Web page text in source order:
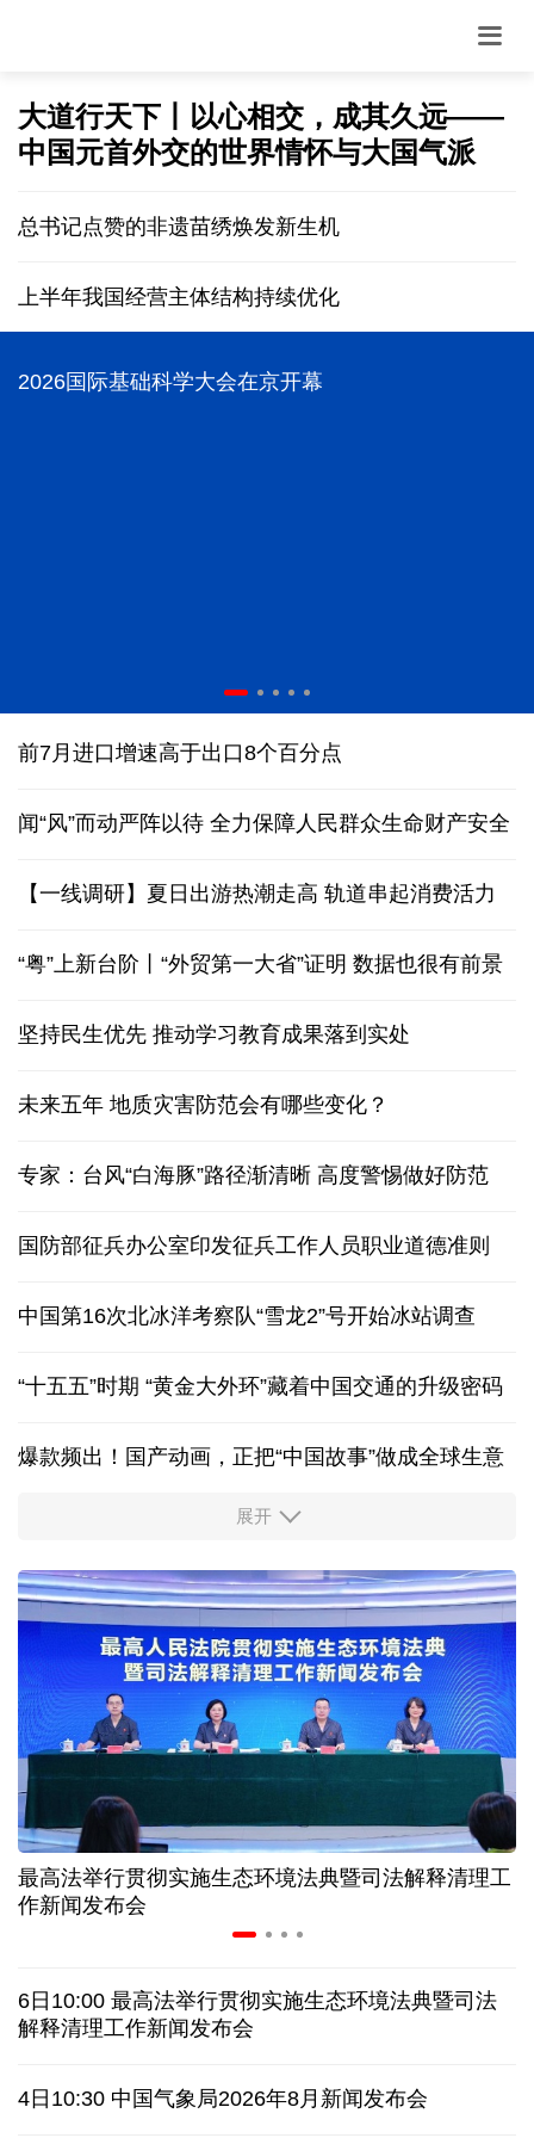
大道行天下丨以心相交，成其久远——
中国元首外交的世界情怀与大国气派
总书记点赞的非遗苗绣焕发新生机
上半年我国经营主体结构持续优化
前7月进口增速高于出口8个百分点
闻“风”而动严阵以待 全力保障人民群众生命财产安全
【一线调研】夏日出游热潮走高 轨道串起消费活力
“粤”上新台阶丨“外贸第一大省”证明 数据也很有前景
坚持民生优先 推动学习教育成果落到实处
未来五年 地质灾害防范会有哪些变化？
专家：台风“白海豚”路径渐清晰 高度警惕做好防范
国防部征兵办公室印发征兵工作人员职业道德准则
中国第16次北冰洋考察队“雪龙2”号开始冰站调查
“十五五”时期 “黄金大外环”藏着中国交通的升级密码
爆款频出！国产动画，正把“中国故事”做成全球生意
活力中国调研行丨安徽的定力与活力
历经十余年，西藏南木林：昔日荒河滩 今时富绿洲
情满天山 援疆印记丨安徽支教生赢得桃李秀昆仑
从助力重建家园到治理乡村西藏扎西岗乡的乡贤力量
上半年医药工业创新加速突破 研发实力不断提升
夏日经济乘“热”而上 消费市场向“新”而行
南京大屠杀历史不容篡改 日本打“核爆”牌洗不掉血债
深山里的全球冠军：海外“Z世代”在黔读懂中国机遇
展开
最高法举行贯彻实施生态环境法典暨司法解释清理工
作新闻发布会
6日10:00 最高法举行贯彻实施生态环境法典暨司法
解释清理工作新闻发布会
4日10:30 中国气象局2026年8月新闻发布会